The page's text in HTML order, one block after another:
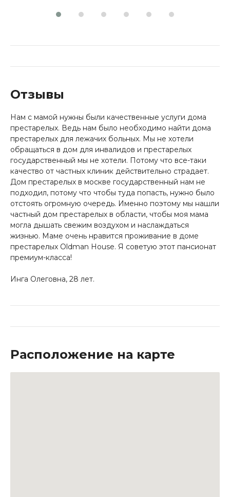
Отзывы
Нам с мамой нужны были качественные услуги дома
престарелых. Ведь нам было необходимо найти дома
престарелых для лежачих больных. Мы не хотели
обращаться в дом для инвалидов и престарелых
государственный мы не хотели. Потому что все-таки
качество от частных клиник действительно страдает.
Дом престарелых в москве государственный нам не
подходил, потому что чтобы туда попасть, нужно было
отстоять огромную очередь. Именно поэтому мы нашли
частный дом престарелых в области, чтобы моя мама
могла дышать свежим воздухом и наслаждаться
жизнью. Маме очень нравится проживание в доме
престарелых Oldman House. Я советую этот пансионат
премиум-класса!
Инга Олеговна, 28 лет.
Расположение на карте